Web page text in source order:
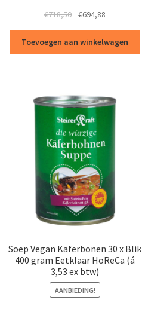
€718,50
Oorspronkelijke
was:
€718,50.
€694,88
is:
€694,88.
Toevoegen aan winkelwagen
Soep Vegan Käferbonen 30 x Blik
400 gram Eetklaar HoReCa (á
3,53 ex btw)
AANBIEDING!